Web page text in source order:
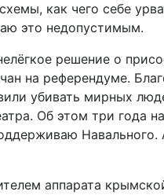
как чего себе
это недопустимым.
решение о
на референдуме.
убивать мирных
Об этом три года
аппарата